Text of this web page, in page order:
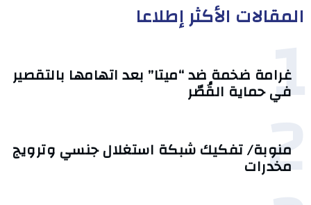
المقالات الأكثر إطلاعا
1
غرامة ضخمة ضد “ميتا” بعد اتهامها بالتقصير
في حماية القُصّر
2
منوبة/ تفكيك شبكة استغلال جنسي وترويج
مخدرات